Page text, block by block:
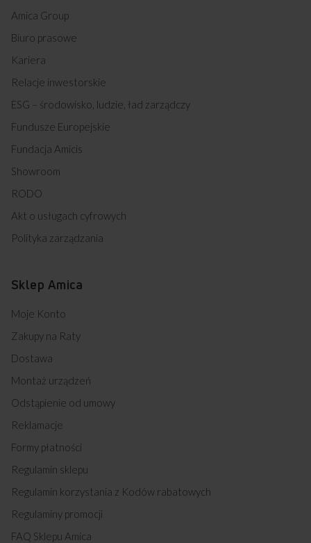
Amica Group
Biuro prasowe
Kariera
Relacje inwestorskie
ESG – środowisko, ludzie, ład zarządczy
Fundusze Europejskie
Fundacja Amicis
Showroom
RODO
Akt o usługach cyfrowych
Polityka zarządzania
Sklep Amica
Moje Konto
Zakupy na Raty
Dostawa
Montaż urządzeń
Odstąpienie od umowy
Reklamacje
Formy płatności
Regulamin sklepu
Regulamin korzystania z Kodów rabatowych
Regulaminy promocji
FAQ Sklepu Amica